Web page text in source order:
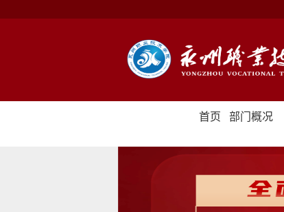
首页 部门概况